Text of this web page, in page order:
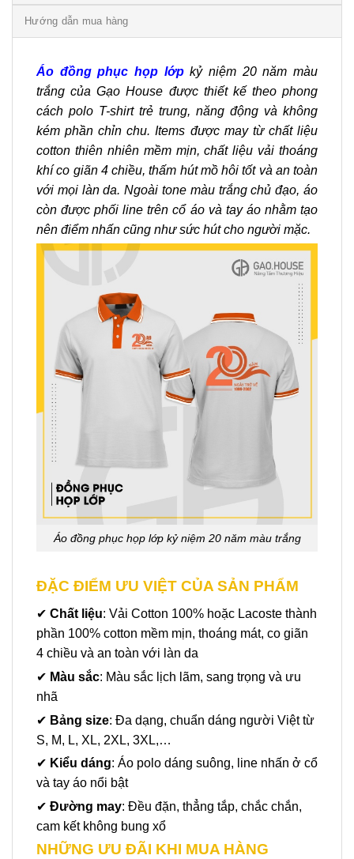
Hướng dẫn mua hàng
Áo đồng phục họp lớpkỷ niệm 20 năm màu
trắng của Gạo House được thiết kế theo phong
cách polo T-shirt trẻ trung, năng động và không
kém phần chỉn chu. Items được may từ chất liệu
cotton thiên nhiên mềm mịn, chất liệu vải thoáng
khí co giãn 4 chiều, thấm hút mồ hôi tốt và an toàn
với mọi làn da. Ngoài tone màu trắng chủ đạo, áo
còn được phối line trên cổ áo và tay áo nhằm tạo
nên điểm nhấn cũng như sức hút cho người mặc.
Áo đồng phục họp lớp kỷ niệm 20 năm màu trắng
ĐẶC ĐIỂM ƯU VIỆT CỦA SẢN PHẨM
✔ Chất liệu: Vải Cotton 100% hoặc Lacoste thành
phần 100% cotton mềm mịn, thoáng mát, co giãn
4 chiều và an toàn với làn da
✔ Màu sắc: Màu sắc lịch lãm, sang trọng và ưu
nhã
✔ Bảng size: Đa dạng, chuẩn dáng người Việt từ
S, M, L, XL, 2XL, 3XL,…
✔ Kiểu dáng: Áo polo dáng suông, line nhấn ở cổ
và tay áo nổi bật
✔ Đường may: Đều đặn, thẳng tắp, chắc chắn,
cam kết không bung xổ
NHỮNG ƯU ĐÃI KHI MUA HÀNG